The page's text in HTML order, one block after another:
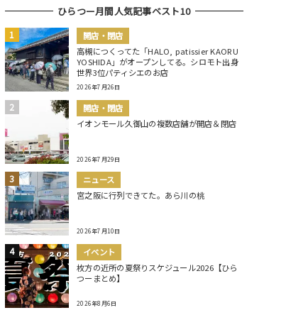
ひらつー月間人気記事ベスト10
開店・閉店
高槻につくってた「HALO, patissier KAORU
YOSHIDA」がオープンしてる。シロモト出身
世界3位パティシエのお店
2026年7月26日
開店・閉店
イオンモール久御山の複数店舗が開店＆閉店
2026年7月29日
ニュース
宮之阪に行列できてた。あら川の桃
2026年7月10日
イベント
枚方の近所の夏祭りスケジュール2026【ひら
つーまとめ】
2026年8月6日